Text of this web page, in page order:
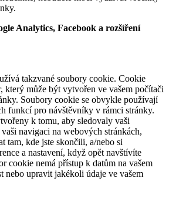
Analytics, Facebook a rozšíření
takzvané soubory cookie. Cookie
který může být vytvořen ve vašem počítači
Soubory cookie se obvykle používají
funkcí pro návštěvníky v rámci stránky.
k tomu, aby sledovaly vaši
navigaci na webových stránkách,
tam, kde jste skončili, a/nebo si
a nastavení, když opět navštívíte
cookie nemá přístup k datům na vašem
nebo upravit jakékoli údaje ve vašem